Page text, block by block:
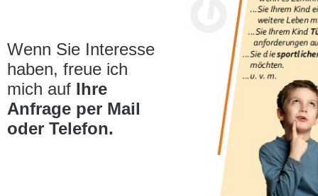
Wenn Sie Interesse
haben, freue ich
mich auf Ihre
Anfrage per Mail
oder Telefon.